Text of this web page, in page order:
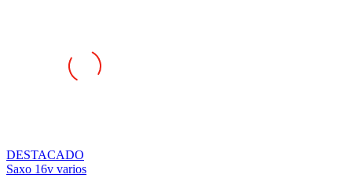
DESTACADO
Saxo 16v varios